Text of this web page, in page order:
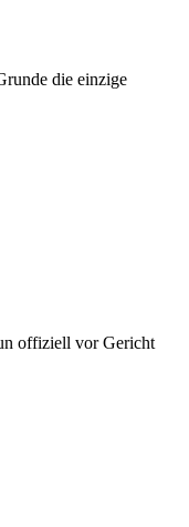
die einzige
offiziell vor Gericht